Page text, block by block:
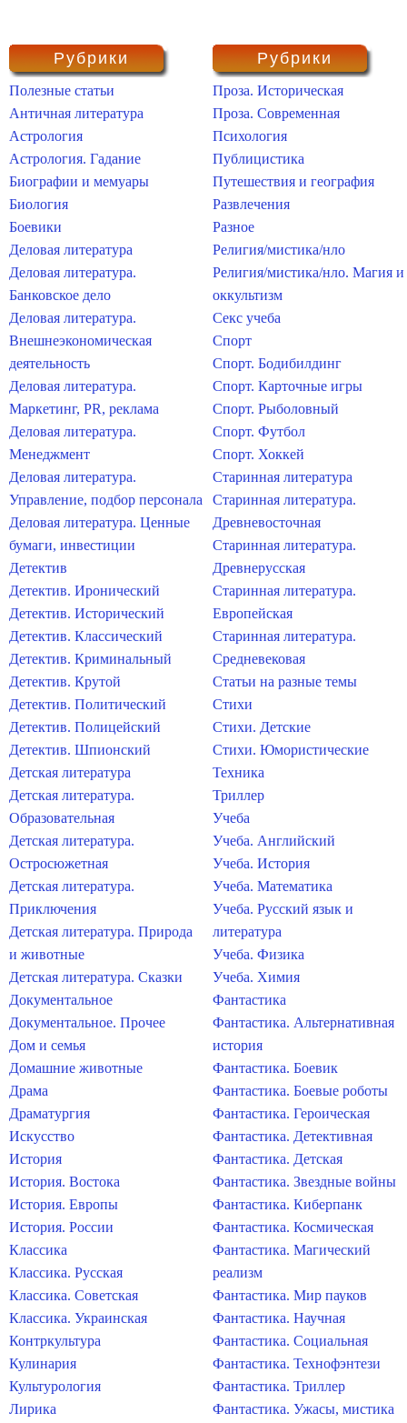
Рубрики
Полезные статьи
Античная литература
Астрология
Астрология. Гадание
Биографии и мемуары
Биология
Боевики
Деловая литература
Деловая литература.
Банковское дело
Деловая литература.
Внешнеэкономическая
деятельность
Деловая литература.
Маркетинг, PR, реклама
Деловая литература.
Менеджмент
Деловая литература.
Управление, подбор персонала
Деловая литература. Ценные
бумаги, инвестиции
Детектив
Детектив. Иронический
Детектив. Исторический
Детектив. Классический
Детектив. Криминальный
Детектив. Крутой
Детектив. Политический
Детектив. Полицейский
Детектив. Шпионский
Детская литература
Детская литература.
Образовательная
Детская литература.
Остросюжетная
Детская литература.
Приключения
Детская литература. Природа
и животные
Детская литература. Сказки
Документальное
Документальное. Прочее
Дом и семья
Домашние животные
Драма
Драматургия
Искусство
История
История. Востока
История. Европы
История. России
Классика
Классика. Русская
Классика. Советская
Классика. Украинская
Контркультура
Кулинария
Культурология
Лирика
Рубрики
Проза. Историческая
Проза. Современная
Психология
Публицистика
Путешествия и география
Развлечения
Разное
Религия/мистика/нло
Религия/мистика/нло. Магия и
оккультизм
Секс учеба
Спорт
Спорт. Бодибилдинг
Спорт. Карточные игры
Спорт. Рыболовный
Спорт. Футбол
Спорт. Хоккей
Старинная литература
Старинная литература.
Древневосточная
Старинная литература.
Древнерусская
Старинная литература.
Европейская
Старинная литература.
Средневековая
Статьи на разные темы
Стихи
Стихи. Детские
Стихи. Юмористические
Техника
Триллер
Учеба
Учеба. Английский
Учеба. История
Учеба. Математика
Учеба. Русский язык и
литература
Учеба. Физика
Учеба. Химия
Фантастика
Фантастика. Альтернативная
история
Фантастика. Боевик
Фантастика. Боевые роботы
Фантастика. Героическая
Фантастика. Детективная
Фантастика. Детская
Фантастика. Звездные войны
Фантастика. Киберпанк
Фантастика. Космическая
Фантастика. Магический
реализм
Фантастика. Мир пауков
Фантастика. Научная
Фантастика. Социальная
Фантастика. Технофэнтези
Фантастика. Триллер
Фантастика. Ужасы, мистика